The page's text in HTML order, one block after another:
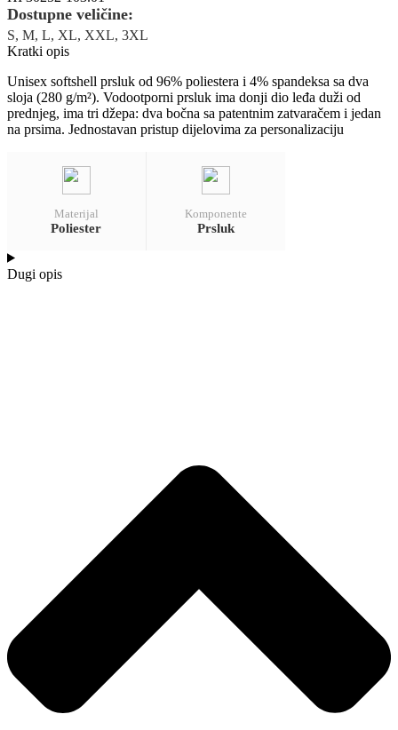
Dostupne veličine:
S, M, L, XL, XXL, 3XL
Kratki opis
Unisex softshell prsluk od 96% poliestera i 4% spandeksa sa dva
sloja (280 g/m²). Vodootporni prsluk ima donji dio leđa duži od
prednjeg, ima tri džepa: dva bočna sa patentnim zatvaračem i jedan
na prsima. Jednostavan pristup dijelovima za personalizaciju
Materijal
Poliester
Komponente
Prsluk
Dugi opis